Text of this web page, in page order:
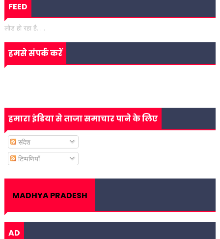
FEED
लोड हो रहा है. . .
हमसे संपर्क करें
हमारा इंडिया से ताजा समाचार पाने के लिए
संदेश
टिप्पणियाँ
MADHYA PRADESH
AD